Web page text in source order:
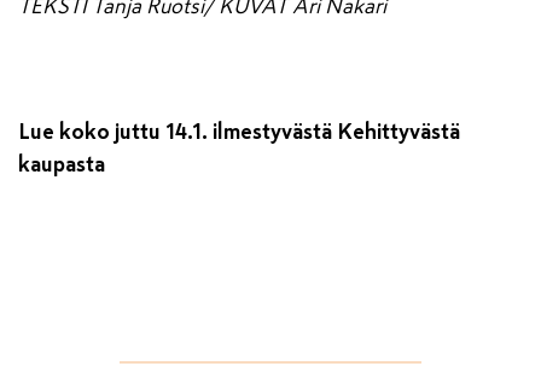
TEKSTI Tanja Ruotsi/ KUVAT Ari Nakari
Lue koko juttu 14.1. ilmestyvästä Kehittyvästä
kaupasta